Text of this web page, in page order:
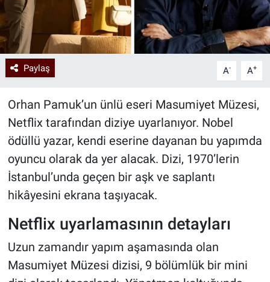
Paylaş A- A+
Orhan Pamuk’un ünlü eseri Masumiyet Müzesi,
Netflix tarafından diziye uyarlanıyor. Nobel
ödüllü yazar, kendi eserine dayanan bu yapımda
oyuncu olarak da yer alacak. Dizi, 1970’lerin
İstanbul’unda geçen bir aşk ve saplantı
hikâyesini ekrana taşıyacak.
Netflix uyarlamasının detayları
Uzun zamandır yapım aşamasında olan
Masumiyet Müzesi dizisi, 9 bölümlük bir mini